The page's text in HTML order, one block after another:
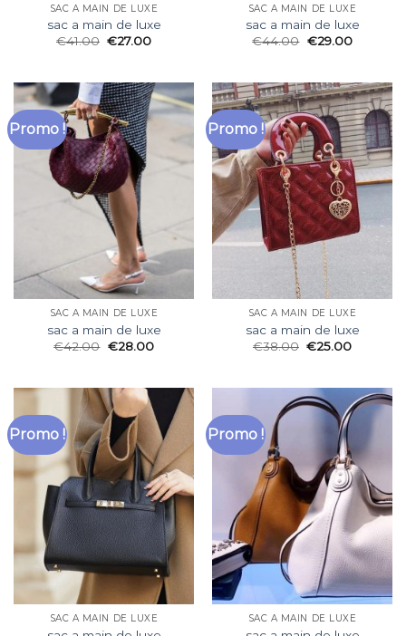
SAC A MAIN DE LUXE
sac a main de luxe
€41.00 €27.00
SAC A MAIN DE LUXE
sac a main de luxe
€44.00 €29.00
Promo !
SAC A MAIN DE LUXE
sac a main de luxe
€42.00 €28.00
Promo !
SAC A MAIN DE LUXE
sac a main de luxe
€38.00 €25.00
Promo !
SAC A MAIN DE LUXE
Promo !
SAC A MAIN DE LUXE